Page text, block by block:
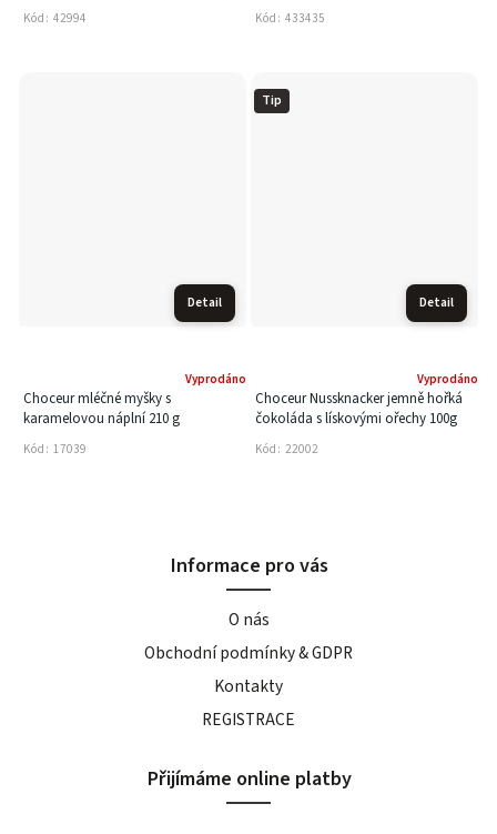
Kód: 42994 Kód: 433435
Detail
Choceur mléčné myšky s
karamelovou náplní 210 g
Vyprodáno
Kód: 17039
Tip
Detail
Choceur Nussknacker jemně hořká
čokoláda s lískovými ořechy 100g
Vyprodáno
Kód: 22002
Informace pro vás
O nás
Obchodní podmínky & GDPR
Kontakty
REGISTRACE
Přijímáme online platby